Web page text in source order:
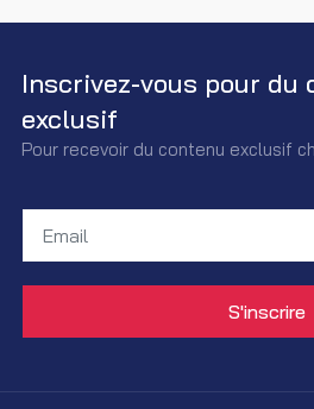
Inscrivez-vous pour du
exclusif
Pour recevoir du contenu exclusif